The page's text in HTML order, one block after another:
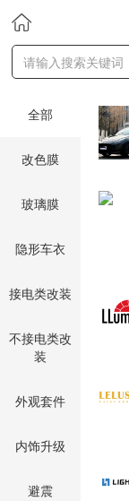
全部
改色膜
玻璃膜
隐形车衣
接电类改装
不接电类改
装
外观套件
内饰升级
避震